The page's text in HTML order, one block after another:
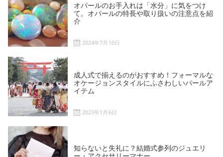
オパールのお手入れは「水分」に気をつけ
て。オパールの特長や取り扱いの注意点を紹
介
2024年7月10日
成人式で揃えるのがおすすめ！フォーマルな
オケージョンスタイルにふさわしいパールア
イテム
2023年1月6日
知らないと失礼に？結婚式参列のジュエリ